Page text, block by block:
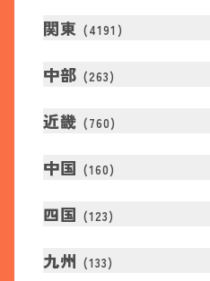
関東 (4191 )
中部 (263)
近畿 (760)
中国 (160)
四国 (123)
九州 (133)